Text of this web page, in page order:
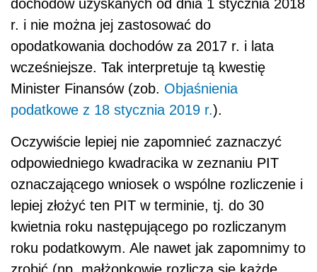
dochodów uzyskanych od dnia 1 stycznia 2018
r. i nie można jej zastosować do
opodatkowania dochodów za 2017 r. i lata
wcześniejsze. Tak interpretuje tą kwestię
Minister Finansów (zob. Objaśnienia
podatkowe z 18 stycznia 2019 r.).
Oczywiście lepiej nie zapomnieć zaznaczyć
odpowiedniego kwadracika w zeznaniu PIT
oznaczającego wniosek o wspólne rozliczenie i
lepiej złożyć ten PIT w terminie, tj. do 30
kwietnia roku następującego po rozliczanym
roku podatkowym. Ale nawet jak zapomnimy to